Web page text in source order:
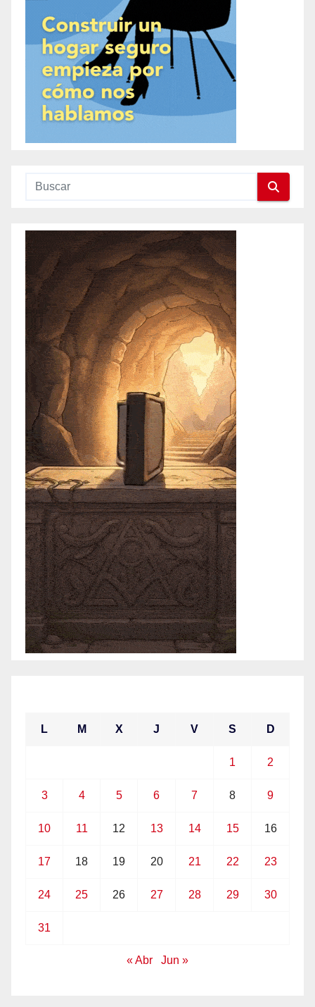
L M X J V S D
1 2
3 4 5 6 7 8 9
10 11 12 13 14 15 16
17 18 19 20 21 22 23
24 25 26 27 28 29 30
31
« Abr Jun »